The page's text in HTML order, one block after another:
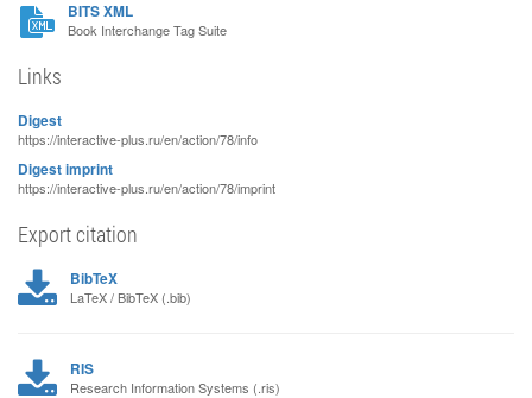
BITS XML
Book Interchange Tag Suite
Links
Digest
https://interactive-plus.ru/en/action/78/info
Digest imprint
https://interactive-plus.ru/en/action/78/imprint
Export citation
BibTeX
LaTeX / BibTeX (.bib)
RIS
Research Information Systems (.ris)